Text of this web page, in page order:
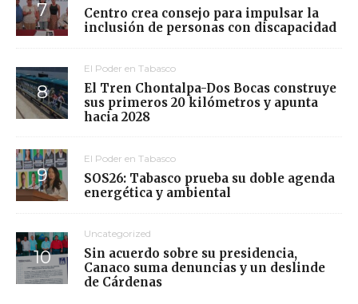
Centro crea consejo para impulsar la
inclusión de personas con discapacidad
El Poder en Tabasco
El Tren Chontalpa-Dos Bocas construye
sus primeros 20 kilómetros y apunta
hacia 2028
El Poder en Tabasco
SOS26: Tabasco prueba su doble agenda
energética y ambiental
Uncategorized
Sin acuerdo sobre su presidencia,
Canaco suma denuncias y un deslinde
de Cárdenas